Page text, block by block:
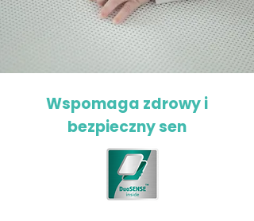
Wspomaga zdrowy i
bezpieczny sen